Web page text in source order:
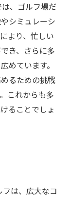
、ゴルフ場だ
シミュレーシ
より、忙しい
き、さらに多
めています。
るための挑戦
これからも多
ることでしょ
は、広大なコ